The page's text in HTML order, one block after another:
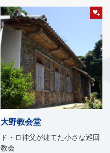
大野教会堂
ド・ロ神父が建てた小さな巡回
教会